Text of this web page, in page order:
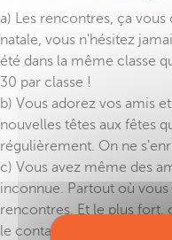
a) Les rencontres, ça
natale, vous n'hésitez
été dans la même classe
30 par classe !
b) Vous adorez vos amis
nouvelles têtes aux fêtes
régulièrement. On ne
c) Vous avez même des
inconnue. Partout où vous
rencontres. Et le plus fort,
le contact.